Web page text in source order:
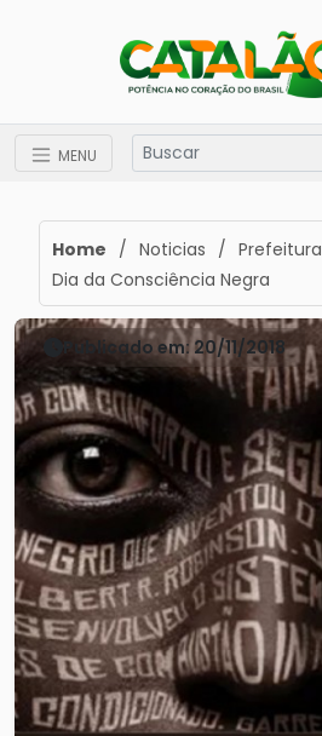
MENU
Home / Noticias / Prefeitura
Dia da Consciência Negra
Publicado em: 20/11/2018